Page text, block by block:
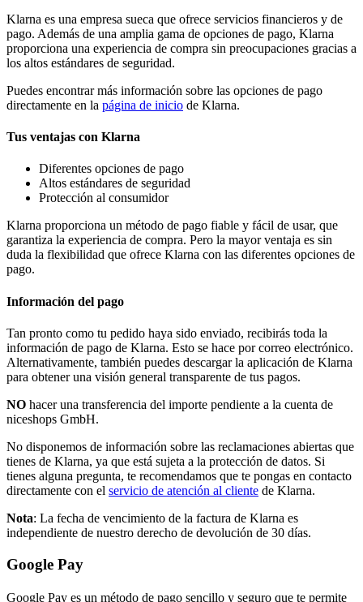
Klarna es una empresa sueca que ofrece servicios financieros y de
pago. Además de una amplia gama de opciones de pago, Klarna
proporciona una experiencia de compra sin preocupaciones gracias a
los altos estándares de seguridad.
Puedes encontrar más información sobre las opciones de pago
directamente en la página de inicio de Klarna.
Tus ventajas con Klarna
Diferentes opciones de pago
Altos estándares de seguridad
Protección al consumidor
Klarna proporciona un método de pago fiable y fácil de usar, que
garantiza la experiencia de compra. Pero la mayor ventaja es sin
duda la flexibilidad que ofrece Klarna con las diferentes opciones de
pago.
Información del pago
Tan pronto como tu pedido haya sido enviado, recibirás toda la
información de pago de Klarna. Esto se hace por correo electrónico.
Alternativamente, también puedes descargar la aplicación de Klarna
para obtener una visión general transparente de tus pagos.
NO hacer una transferencia del importe pendiente a la cuenta de
niceshops GmbH.
No disponemos de información sobre las reclamaciones abiertas que
tienes de Klarna, ya que está sujeta a la protección de datos. Si
tienes alguna pregunta, te recomendamos que te pongas en contacto
directamente con el servicio de atención al cliente de Klarna.
Nota: La fecha de vencimiento de la factura de Klarna es
independiente de nuestro derecho de devolución de 30 días.
Google Pay
Google Pay es un método de pago sencillo y seguro que te permite